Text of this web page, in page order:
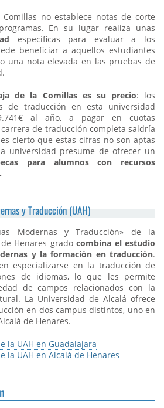
no establece notas de corte
En su lugar realiza unas
específicas para evaluar a los
beneficiar a aquellos estudiantes
una nota elevada en las pruebas de
de la Comillas es su precio: los
de traducción en esta universidad
al año, a pagar en cuotas
de traducción completa saldría
cierto que estas cifras no son aptas
universidad presume de ofrecer un
para alumnos con recursos
y Traducción (UAH)
Modernas y Traducción» de la
Henares grado combina el estudio
y la formación en traducción.
especializarse en la traducción de
de idiomas, lo que les permite
de campos relacionados con la
La Universidad de Alcalá ofrece
en dos campus distintos, uno en
de Henares.
la UAH en Guadalajara
la UAH en Alcalá de Henares